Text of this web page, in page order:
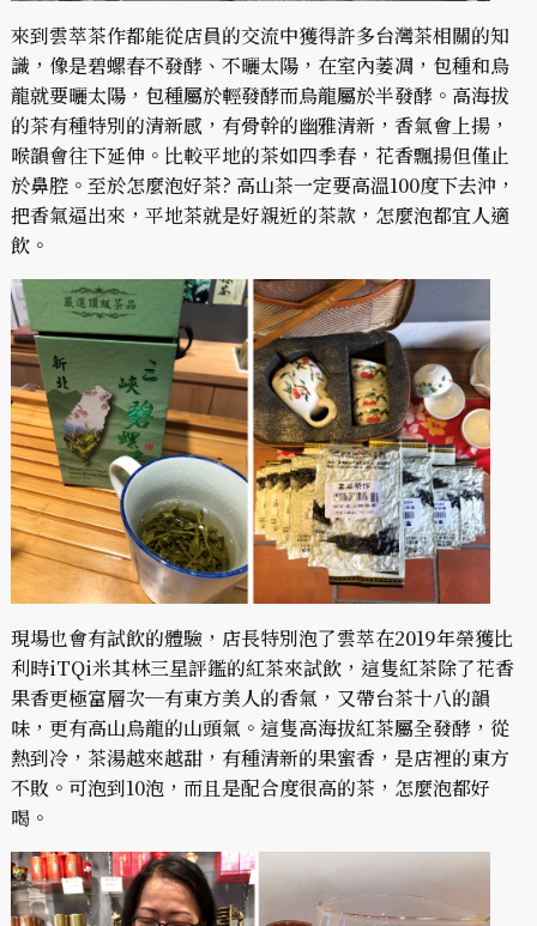
來到雲萃茶作都能從店員的交流中獲得許多台灣茶相關的知
識，像是碧螺春不發酵、不曬太陽，在室內萎凋，包種和烏
龍就要曬太陽，包種屬於輕發酵而烏龍屬於半發酵。高海拔
的茶有種特別的清新感，有骨幹的幽雅清新，香氣會上揚，
喉韻會往下延伸。比較平地的茶如四季春，花香飄揚但僅止
於鼻腔。至於怎麼泡好茶? 高山茶一定要高溫100度下去沖，
把香氣逼出來，平地茶就是好親近的茶款，怎麼泡都宜人適
飲。
現場也會有試飲的體驗，店長特別泡了雲萃在2019年榮獲比
利時iTQi米其林三星評鑑的紅茶來試飲，這隻紅茶除了花香
果香更極富層次─有東方美人的香氣，又帶台茶十八的韻
味，更有高山烏龍的山頭氣。這隻高海拔紅茶屬全發酵，從
熱到冷，茶湯越來越甜，有種清新的果蜜香，是店裡的東方
不敗。可泡到10泡，而且是配合度很高的茶，怎麼泡都好
喝。